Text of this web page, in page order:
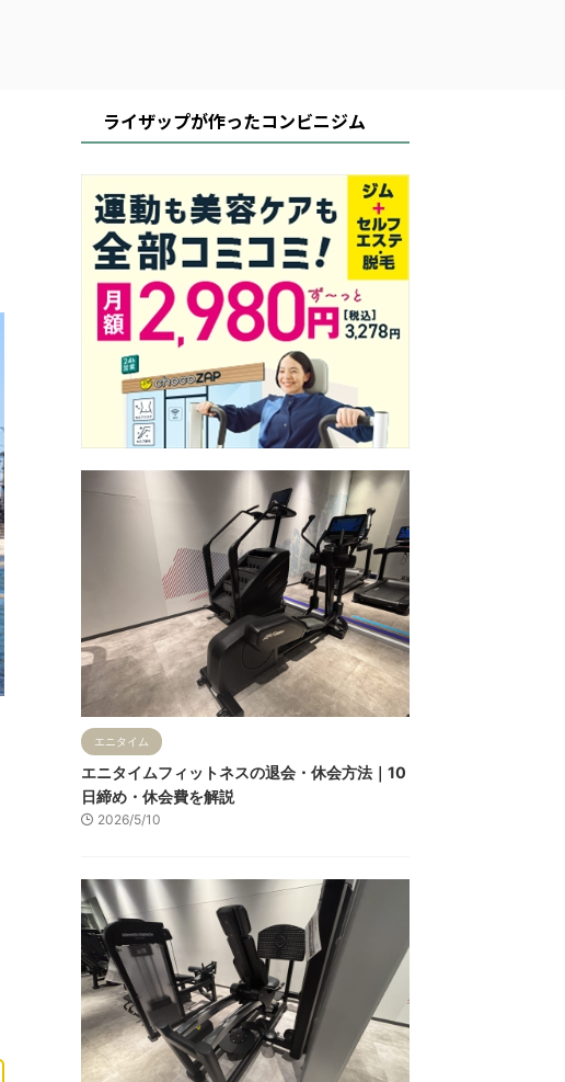
ライザップが作ったコンビニジム
エニタイム
エニタイムフィットネスの退会・休会方法｜10
日締め・休会費を解説
2026/5/10